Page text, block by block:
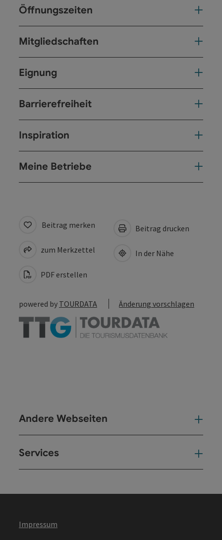
Öffnungszeiten
Mitgliedschaften
Eignung
Barrierefreiheit
Inspiration
Meine Betriebe
Beitrag merken
zum Merkzettel
PDF erstellen
Beitrag drucken
In der Nähe
powered by TOURDATA Änderung vorschlagen
Andere Webseiten
Services
Impressum